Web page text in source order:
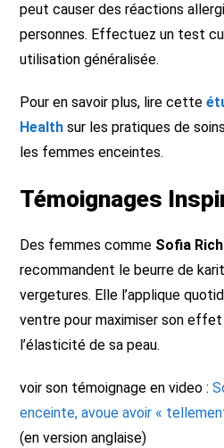
peut causer des réactions
personnes. Effectuez un test
utilisation généralisée.
Pour en savoir plus, lire cette
Health sur les pratiques de
les femmes enceintes.
Témoignages
Des femmes comme Sofia
recommandent le beurre de
vergetures. Elle l’applique
ventre pour maximiser son
l’élasticité de sa peau.
voir son témoignage en video :
enceinte, avoue avoir «
(en version anglaise)